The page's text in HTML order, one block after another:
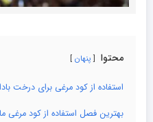
محتوا پنهان
استفاده از کود مرغی برای درخت
بهترین فصل استفاده از کود مرغی